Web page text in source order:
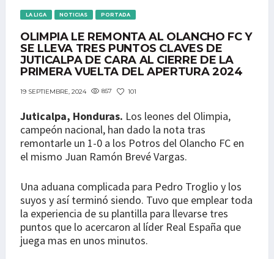
LA LIGA NOTICIAS PORTADA
OLIMPIA LE REMONTA AL OLANCHO FC Y
SE LLEVA TRES PUNTOS CLAVES DE
JUTICALPA DE CARA AL CIERRE DE LA
PRIMERA VUELTA DEL APERTURA 2024
19 SEPTIEMBRE, 2024 857 101
Juticalpa, Honduras. Los leones del Olimpia,
campeón nacional, han dado la nota tras
remontarle un 1-0 a los Potros del Olancho FC en
el mismo Juan Ramón Brevé Vargas.
Una aduana complicada para Pedro Troglio y los
suyos y así terminó siendo. Tuvo que emplear toda
la experiencia de su plantilla para llevarse tres
puntos que lo acercaron al líder Real España que
juega mas en unos minutos.